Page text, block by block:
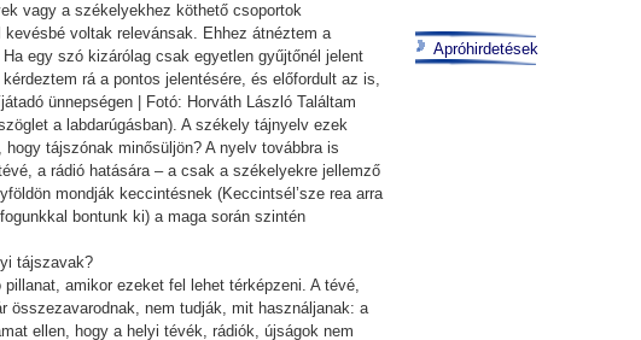
vagy a székelyekhez köthető csoportok
voltak relevánsak. Ehhez átnéztem a
egy szó kizárólag csak egyetlen gyűjtőnél jelent
rá a pontos jelentésére, és előfordult az is,
ünnepségen | Fotó: Horváth László Találtam
a labdarúgásban). A székely tájnyelv ezek
tájszónak minősüljön? A nyelv továbbra is
a rádió hatására – a csak a székelyekre jellemző
mondják keccintésnek (Keccintsél’sze rea arra
bontunk ki) a maga során szintén
tájszavak?
amikor ezeket fel lehet térképzeni. A tévé,
összezavarodnak, nem tudják, mit használjanak: a
ellen, hogy a helyi tévék, rádiók, újságok nem
Apróhirdetések